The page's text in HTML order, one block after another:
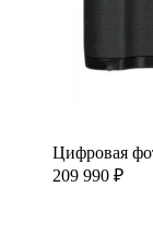
Цифровая
209 990 ₽